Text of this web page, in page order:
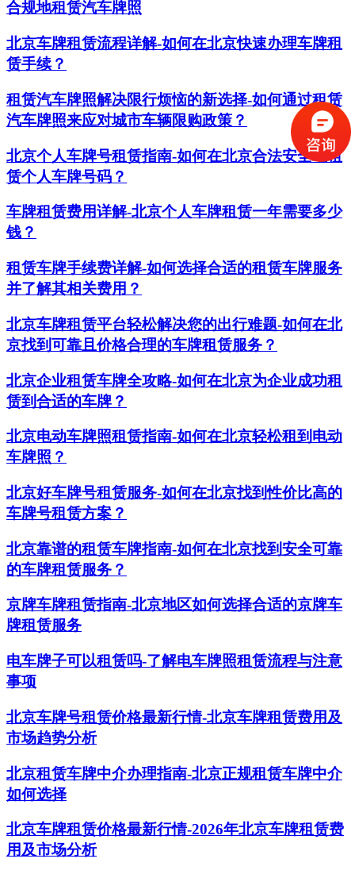
合规地租赁汽车牌照
北京车牌租赁流程详解-如何在北京快速办理车牌租
赁手续？
租赁汽车牌照解决限行烦恼的新选择-如何通过租赁
汽车牌照来应对城市车辆限购政策？
北京个人车牌号租赁指南-如何在北京合法安全地租
赁个人车牌号码？
车牌租赁费用详解-北京个人车牌租赁一年需要多少
钱？
租赁车牌手续费详解-如何选择合适的租赁车牌服务
并了解其相关费用？
北京车牌租赁平台轻松解决您的出行难题-如何在北
京找到可靠且价格合理的车牌租赁服务？
北京企业租赁车牌全攻略-如何在北京为企业成功租
赁到合适的车牌？
北京电动车牌照租赁指南-如何在北京轻松租到电动
车牌照？
北京好车牌号租赁服务-如何在北京找到性价比高的
车牌号租赁方案？
北京靠谱的租赁车牌指南-如何在北京找到安全可靠
的车牌租赁服务？
京牌车牌租赁指南-北京地区如何选择合适的京牌车
牌租赁服务
电车牌子可以租赁吗-了解电车牌照租赁流程与注意
事项
北京车牌号租赁价格最新行情-北京车牌租赁费用及
市场趋势分析
北京租赁车牌中介办理指南-北京正规租赁车牌中介
如何选择
北京车牌租赁价格最新行情-2026年北京车牌租赁费
用及市场分析